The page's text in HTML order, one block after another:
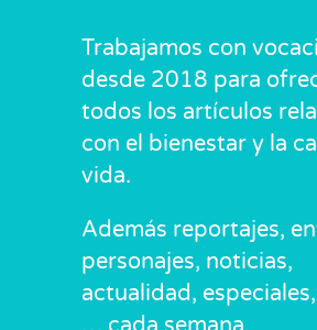
Trabajamos con
desde 2018 para
todos los artículos
con el bienestar y la
vida.
Además reportajes,
personajes, noticias,
actualidad,